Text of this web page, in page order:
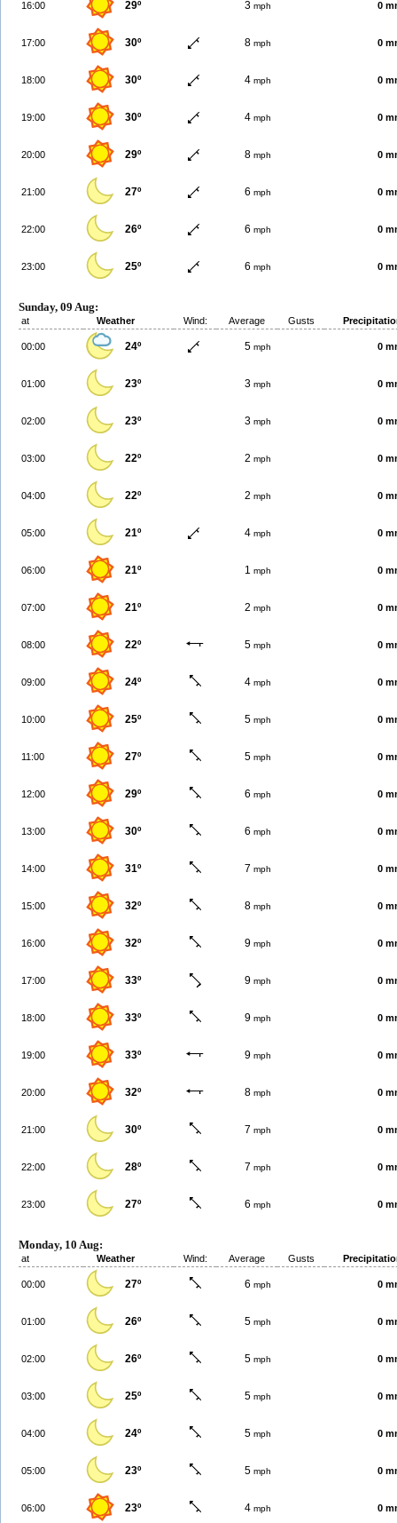
16:00 29º 3 mph 0
17:00 30º 8 mph 0
18:00 30º 4 mph 0
19:00 30º 4 mph 0
20:00 29º 8 mph 0
21:00 27º 6 mph 0
22:00 26º 6 mph 0
23:00 25º 6 mph 0
Sunday, 09 Aug:
at Weather Wind: Average Gusts
00:00 24º 5 mph 0
01:00 23º 3 mph 0
02:00 23º 3 mph 0
03:00 22º 2 mph 0
04:00 22º 2 mph 0
05:00 21º 4 mph 0
06:00 21º 1 mph 0
07:00 21º 2 mph 0
08:00 22º 5 mph 0
09:00 24º 4 mph 0
10:00 25º 5 mph 0
11:00 27º 5 mph 0
12:00 29º 6 mph 0
13:00 30º 6 mph 0
14:00 31º 7 mph 0
15:00 32º 8 mph 0
16:00 32º 9 mph 0
17:00 33º 9 mph 0
18:00 33º 9 mph 0
19:00 33º 9 mph 0
20:00 32º 8 mph 0
21:00 30º 7 mph 0
22:00 28º 7 mph 0
23:00 27º 6 mph 0
Monday, 10 Aug:
at Weather Wind: Average Gusts
00:00 27º 6 mph 0
01:00 26º 5 mph 0
02:00 26º 5 mph 0
03:00 25º 5 mph 0
04:00 24º 5 mph 0
05:00 23º 5 mph 0
06:00 23º 4 mph 0